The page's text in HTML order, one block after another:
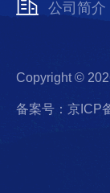
公司简介
Copyright ©
备案号：京ICP